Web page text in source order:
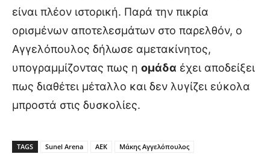
είναι πλέον ιστορική. Παρά την πικρία
ορισμένων αποτελεσμάτων στο παρελθόν, ο
Αγγελόπουλος δήλωσε αμετακίνητος,
υπογραμμίζοντας πως η ομάδα έχει αποδείξει
πως διαθέτει μέταλλο και δεν λυγίζει εύκολα
μπροστά στις δυσκολίες.
TAGS Sunel Arena ΑΕΚ Μάκης Αγγελόπουλος